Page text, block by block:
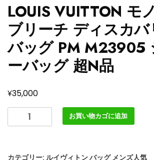
LOUIS VUITTON モ
ブリーチ ディスカ
バッグ PM M23905
ーバッグ 超N品
¥35,000
LOUIS
VUITTON
お買い物カゴに追加
カテゴリー: ルイヴィトン バッグ メンズ人気